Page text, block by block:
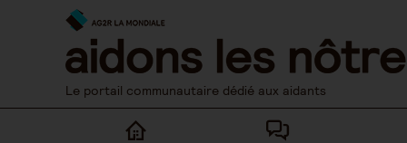
Le portail communautaire dédié aux aidants